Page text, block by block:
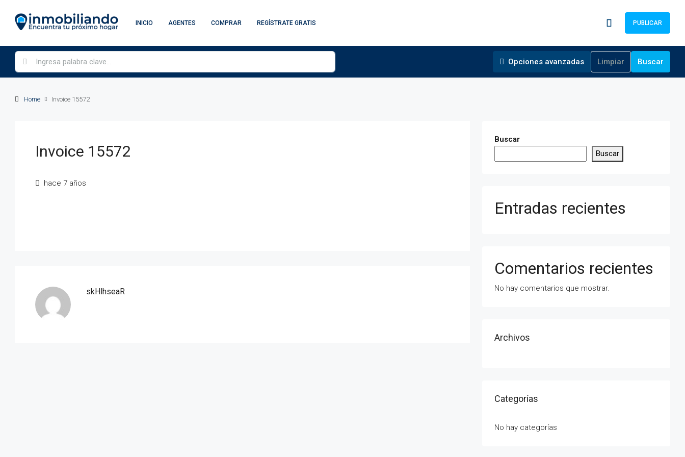
INICIO AGENTES COMPRAR REGÍSTRATE GRATIS PUBLICAR
Opciones avanzadas Limpiar Buscar
Home Invoice 15572
Invoice 15572
hace 7 años
skHlhseaR
Buscar
Buscar
Entradas recientes
Comentarios recientes
No hay comentarios que mostrar.
Archivos
Categorías
No hay categorías